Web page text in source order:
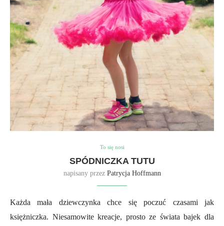
To się nosi
SPÓDNICZKA TUTU
napisany przez Patrycja Hoffmann
Każda mała dziewczynka chce się poczuć czasami jak
księżniczka. Niesamowite kreacje, prosto ze świata bajek dla